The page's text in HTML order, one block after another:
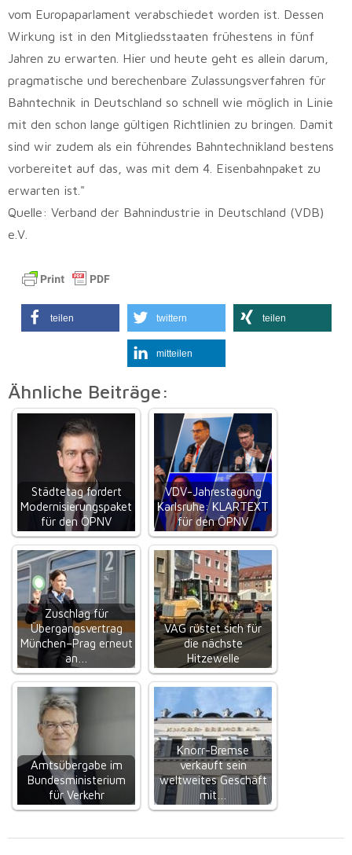
vom Europaparlament verabschiedet worden ist. Dessen
Wirkung ist in den Mitgliedsstaaten frühestens in fünf
Jahren zu erwarten. Hier und heute geht es allein darum,
pragmatische und berechenbare Zulassungsverfahren für
Bahntechnik in Deutschland so schnell wie möglich in Linie
mit den schon lange gültigen Richtlinien zu bringen. Damit
sind wir zudem als ein führendes Bahntechnikland bestens
vorbereitet auf das, was mit dem 4. Eisenbahnpaket zu
erwarten ist."
Quelle: Verband der Bahnindustrie in Deutschland (VDB)
e.V.
teilen twittern teilen
mitteilen
Ähnliche Beiträge:
Städtetag fordert
Modernisierungspaket
für den ÖPNV
VDV-Jahrestagung
Karlsruhe: KLARTEXT
für den ÖPNV
Zuschlag für
Übergangsvertrag
München–Prag erneut
an…
VAG rüstet sich für
die nächste
Hitzewelle
Amtsübergabe im
Bundesministerium
für Verkehr
Knorr-Bremse
verkauft sein
weltweites Geschäft
mit…